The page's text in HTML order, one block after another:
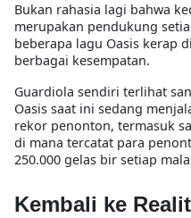
Bukan rahasia lagi bahwa
merupakan pendukung
beberapa lagu Oasis kerap
berbagai kesempatan.
Guardiola sendiri terlihat
Oasis saat ini sedang
rekor penonton, termasuk
di mana tercatat para
250.000 gelas bir setiap
Kembali ke